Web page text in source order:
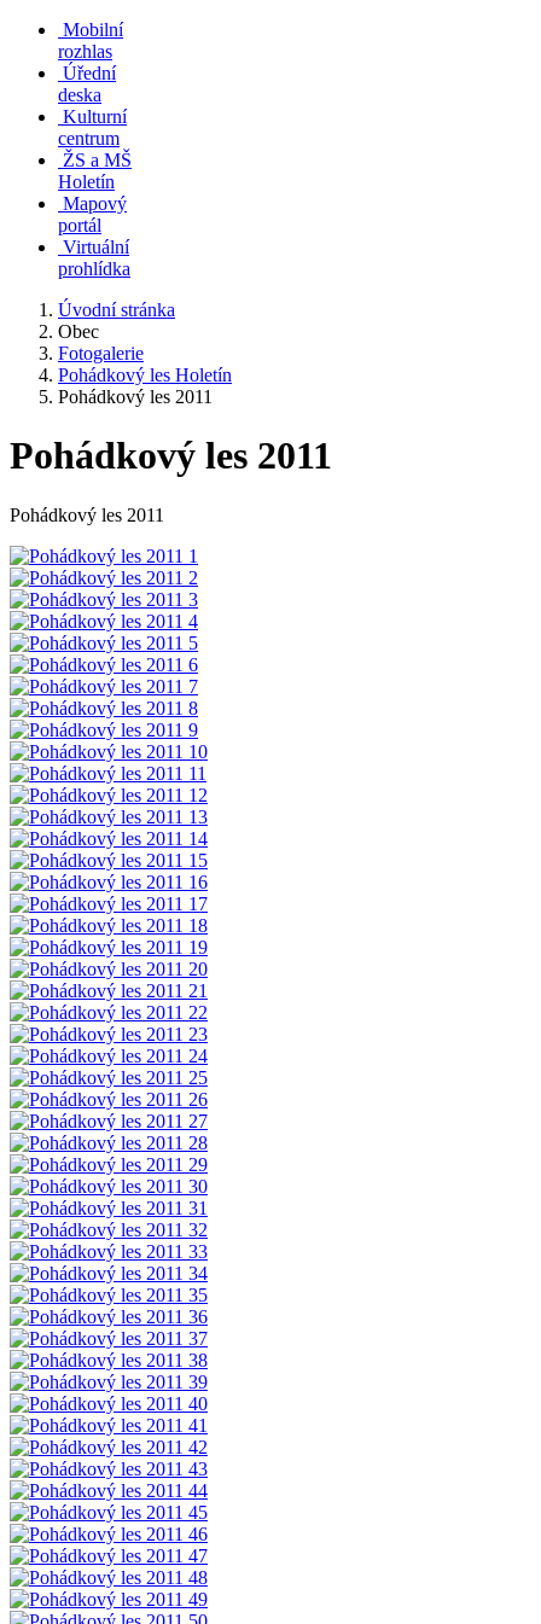
Mobilní
rozhlas
Úřední
deska
Kulturní
centrum
ŽS a MŠ
Holetín
Mapový
portál
Virtuální
prohlídka
Úvodní stránka
Obec
Fotogalerie
Pohádkový les Holetín
Pohádkový les 2011
Pohádkový les 2011
Pohádkový les 2011